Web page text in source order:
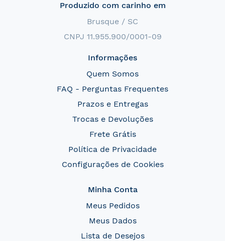
Produzido com carinho em
Brusque / SC
CNPJ 11.955.900/0001-09
Informações
Quem Somos
FAQ - Perguntas Frequentes
Prazos e Entregas
Trocas e Devoluções
Frete Grátis
Política de Privacidade
Configurações de Cookies
Minha Conta
Meus Pedidos
Meus Dados
Lista de Desejos